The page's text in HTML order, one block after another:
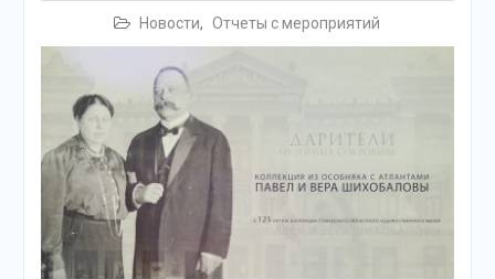
Новости, Отчеты с мероприятий